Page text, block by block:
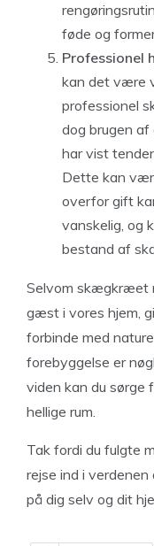
føde og
Professionel
kan det være
professionel
dog brugen
har vist
Dette kan
overfor gift
vanskelig, og
bestand af
Selvom skægkræet
gæst i vores hjem,
forbinde med
forebyggelse er
viden kan du sørge
hellige rum.
Tak fordi du fulgte
rejse ind i
på dig selv og dit